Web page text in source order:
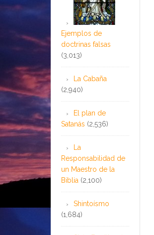
Ejemplos de
doctrinas falsas
(3,013)
La Cabaña
(2,940)
El plan de
Satanás (2,536)
La
Responsabilidad de
un Maestro de la
Biblia (2,100)
Shintoísmo
(1,684)